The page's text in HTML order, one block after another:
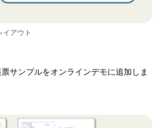
イアウト
サンプルをオンラインデモに追加しま